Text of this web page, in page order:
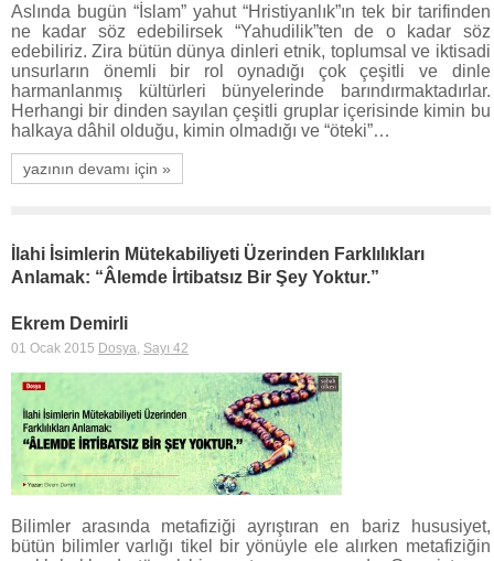
Aslında bugün “İslam” yahut “Hristiyanlık”ın tek bir tarifinden
ne kadar söz edebilirsek “Yahudilik”ten de o kadar söz
edebiliriz. Zira bütün dünya dinleri etnik, toplumsal ve iktisadi
unsurların önemli bir rol oynadığı çok çeşitli ve dinle
harmanlanmış kültürleri bünyelerinde barındırmaktadırlar.
Herhangi bir dinden sayılan çeşitli gruplar içerisinde kimin bu
halkaya dâhil olduğu, kimin olmadığı ve “öteki”…
yazının devamı için »
İlahi İsimlerin Mütekabiliyeti Üzerinden Farklılıkları
Anlamak: “Âlemde İrtibatsız Bir Şey Yoktur.”
Ekrem Demirli
01 Ocak 2015 Dosya, Sayı 42
Bilimler arasında metafiziği ayrıştıran en bariz hususiyet,
bütün bilimler varlığı tikel bir yönüyle ele alırken metafiziğin